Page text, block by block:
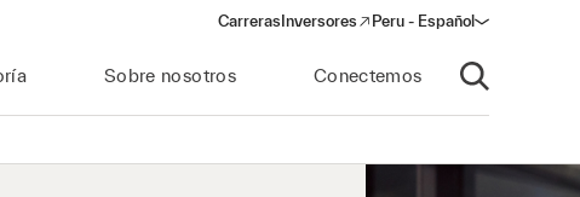
Carreras Inversores
(opens in a new window)
Peru - Español
Sobre nosotros Conectemos
Abrir búsqueda